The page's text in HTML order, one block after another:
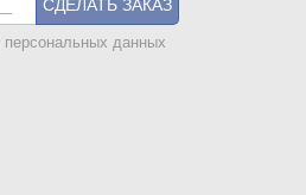
СДЕЛАТЬ ЗАКАЗ
персональных данных